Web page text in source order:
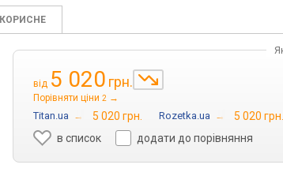
КОРИСНЕ
від 5 020 грн.
Порівняти ціни 2 →
Titan.ua → 5 020 грн. Rozetka.ua →
5 020 грн.
в список
додати до порівняння